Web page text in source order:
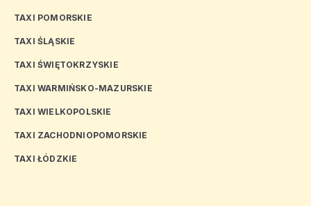
TAXI POMORSKIE
TAXI ŚLĄSKIE
TAXI ŚWIĘTOKRZYSKIE
TAXI WARMIŃSKO-MAZURSKIE
TAXI WIELKOPOLSKIE
TAXI ZACHODNIOPOMORSKIE
TAXI ŁÓDZKIE